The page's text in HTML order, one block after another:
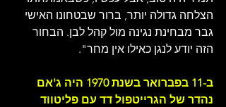
הצלחה גדולה יותר, ברור שבטחונו האישי
גבר מבחינת נגינה מול קהל לבן. הבחור
הזה יודע לנגן כאילו אין מחר".
ב-11 בפברואר בשנת 1970 היה ג'אם
נהדר של הגרייטפול דד עם פליטווד